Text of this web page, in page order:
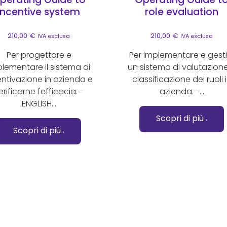
system
210,00 € IVA esclusa
Per progettare e
il sistema di
in azienda e
l'efficacia. -
ENGLISH...
Scopri di più
role evaluation
210,00 € IVA esclusa
Per implementare e
un sistema di
classificazione dei ruoli
azienda. -...
Scopri di più